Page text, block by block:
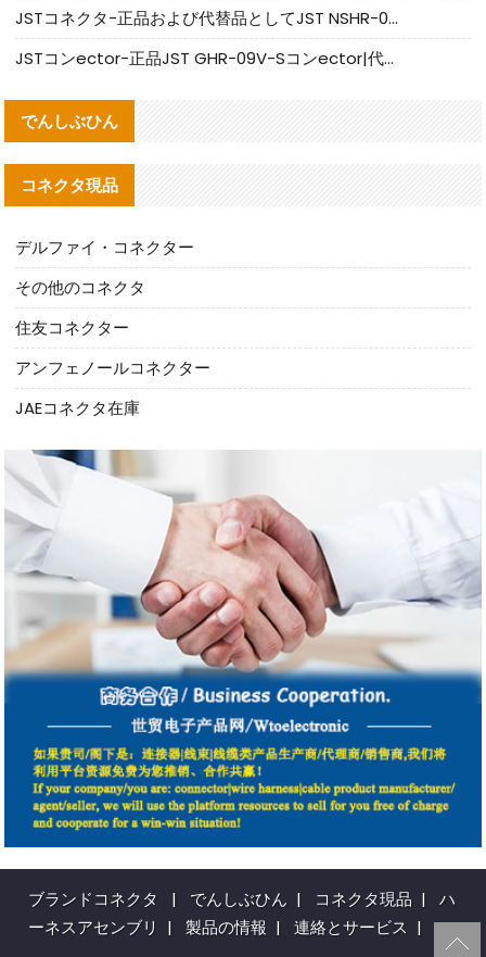
JSTコネクタ-正品および代替品としてJST NSHR-02V-Sコネクタを提供します
JSTコンector-正品JST GHR-09V-Sコンector|代替品提供
でんしぶひん
コネクタ現品
デルファイ・コネクター
その他のコネクタ
住友コネクター
アンフェノールコネクター
JAEコネクタ在庫
ブランドコネクタ | でんしぶひん | コネクタ現品 |
ハ
ーネスアセンブリ | 製品の情報 | 連絡とサービス |